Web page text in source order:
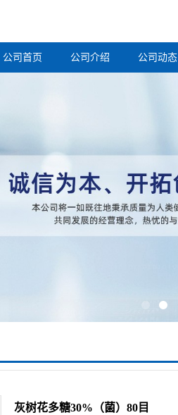
公司首页 公司介绍 公司动态
灰树花多糖30%（菌）80目